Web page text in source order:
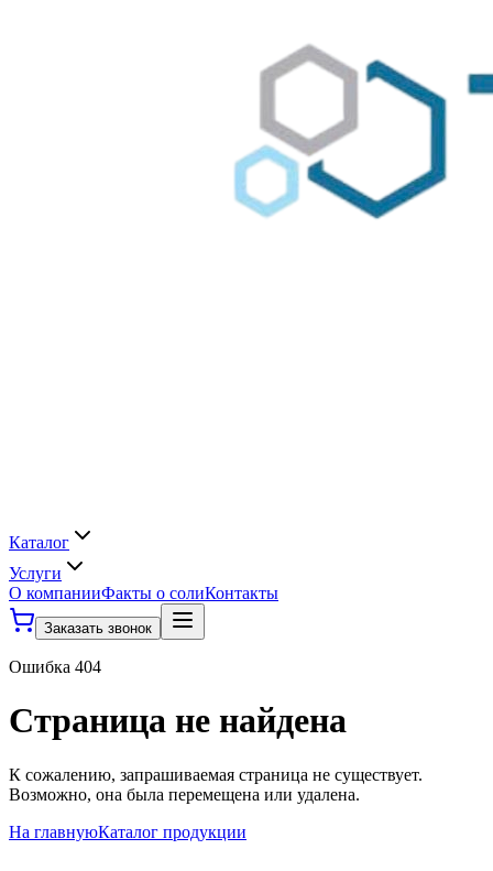
Каталог
Услуги
О компанииФакты о солиКонтакты
Заказать звонок
Ошибка 404
Страница не найдена
К сожалению, запрашиваемая страница не существует.
Возможно, она была перемещена или удалена.
На главнуюКаталог продукции